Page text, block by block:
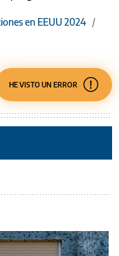
en EEUU 2024 /
HE VISTO UN ERROR